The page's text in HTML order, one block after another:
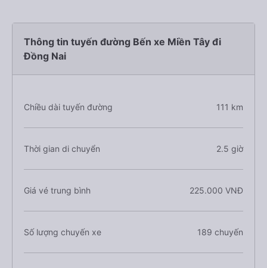
Thông tin tuyến đường Bến xe Miền Tây đi
Đồng Nai
Chiều dài tuyến đường 111 km
Thời gian di chuyển 2.5 giờ
Giá vé trung bình 225.000 VNĐ
Số lượng chuyến xe 189 chuyến